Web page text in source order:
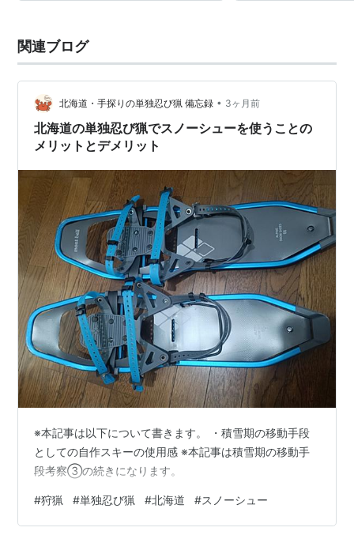
関連ブログ
北海道・手探りの単独忍び猟 備忘録 • 3ヶ月前
北海道の単独忍び猟でスノーシューを使うことの
メリットとデメリット
※本記事は以下について書きます。 ・積雪期の移動手段
としての自作スキーの使用感 ※本記事は積雪期の移動手
段考察③の続きになります。
#狩猟 #単独忍び猟 #北海道 #スノーシュー